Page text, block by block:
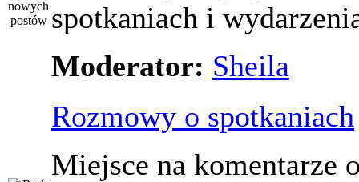
spotkaniach i
Moderator: Sheila
Rozmowy o spotkaniach
Miejsce na komentarze